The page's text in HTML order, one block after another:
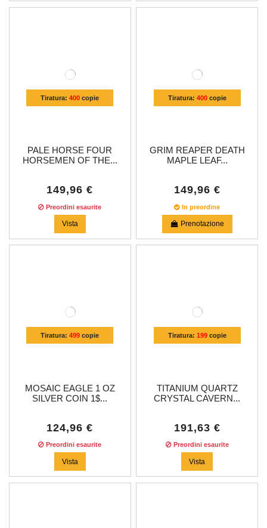
Tiratura:400 copie
PALE HORSE FOUR
HORSEMEN OF THE...
149,96 €
Preordini esaurite
Vista
Tiratura: 400copie
GRIM REAPER DEATH
MAPLE LEAF...
149,96 €
In preordine
Prenotazione
Tiratura:499 copie
MOSAIC EAGLE 1 OZ
SILVER COIN 1$...
124,96 €
Preordini esaurite
Vista
Tiratura: 199copie
TITANIUM QUARTZ
CRYSTAL CAVERN...
191,63 €
Preordini esaurite
Vista